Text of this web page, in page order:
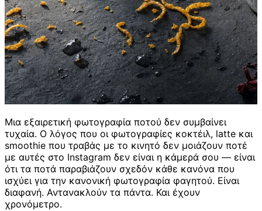
Μια εξαιρετική φωτογραφία ποτού δεν συμβαίνει
τυχαία. Ο λόγος που οι φωτογραφίες κοκτέιλ, latte και
smoothie που τραβάς με το κινητό δεν μοιάζουν ποτέ
με αυτές στο Instagram δεν είναι η κάμερά σου — είναι
ότι τα ποτά παραβιάζουν σχεδόν κάθε κανόνα που
ισχύει για την κανονική φωτογραφία φαγητού. Είναι
διαφανή. Αντανακλούν τα πάντα. Και έχουν
χρονόμετρο.